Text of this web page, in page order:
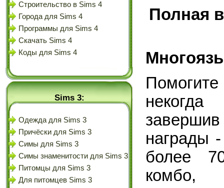
Строительство в Sims 4
Города для Sims 4
Программы для Sims 4
Скачать Sims 4
Коды для Sims 4
Sims 3:
Одежда для Sims 3
Причёски для Sims 3
Симы для Sims 3
Симы знаменитости для Sims 3
Питомцы для Sims 3
Для питомцев Sims 3
Полная
завершив
награды
более
комбо,